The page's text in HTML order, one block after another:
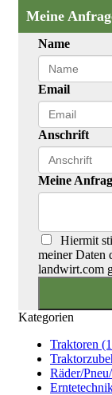
Meine
Name
Email
Anschrift
Meine
Hiermit
meiner Daten
landwirt.com
Kategorien
Traktoren
Räder/